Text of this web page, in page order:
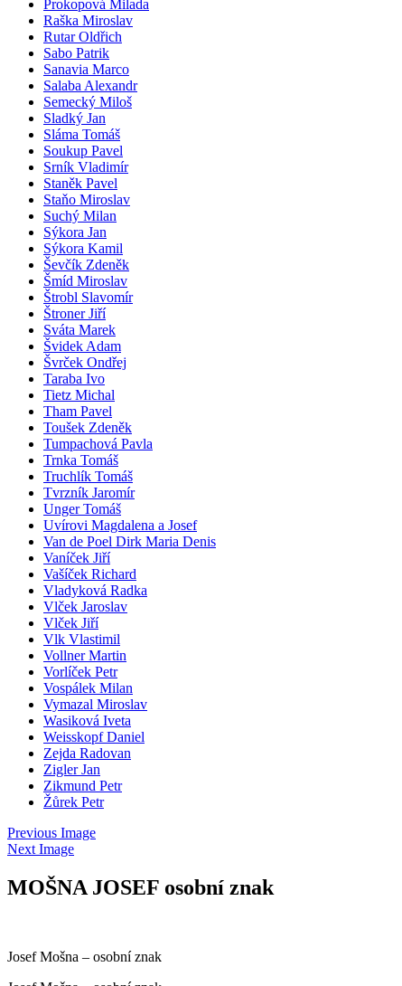
Prokopová Milada
Raška Miroslav
Rutar Oldřich
Sabo Patrik
Sanavia Marco
Salaba Alexandr
Semecký Miloš
Sladký Jan
Sláma Tomáš
Soukup Pavel
Srník Vladimír
Staněk Pavel
Staňo Miroslav
Suchý Milan
Sýkora Jan
Sýkora Kamil
Ševčík Zdeněk
Šmíd Miroslav
Štrobl Slavomír
Štroner Jiří
Sváta Marek
Švidek Adam
Švrček Ondřej
Taraba Ivo
Tietz Michal
Tham Pavel
Toušek Zdeněk
Tumpachová Pavla
Trnka Tomáš
Truchlík Tomáš
Tvrzník Jaromír
Unger Tomáš
Uvírovi Magdalena a Josef
Van de Poel Dirk Maria Denis
Vaníček Jiří
Vašíček Richard
Vladyková Radka
Vlček Jaroslav
Vlček Jiří
Vlk Vlastimil
Vollner Martin
Vorlíček Petr
Vospálek Milan
Vymazal Miroslav
Wasiková Iveta
Weisskopf Daniel
Zejda Radovan
Zigler Jan
Zikmund Petr
Žůrek Petr
Previous Image
Next Image
MOŠNA JOSEF osobní znak
Josef Mošna – osobní znak